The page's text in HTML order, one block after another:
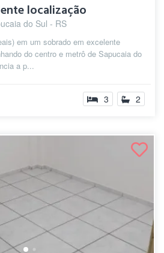
localização
do Sul - RS
em um sobrado em excelente
do centro e metrô de Sapucaia do
a p...
3 2